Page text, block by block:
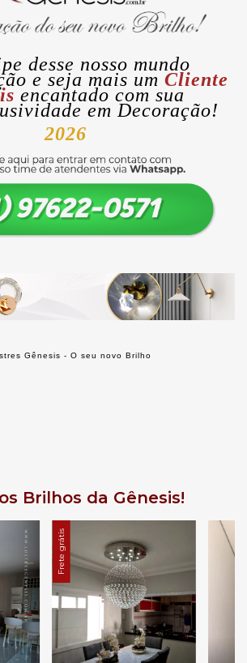
desse nosso mundo
e seja mais um Cliente
encantado com sua
em Decoração!
2026
Gênesis - O seu novo Brilho
Brilhos da Gênesis!
Frete grátis